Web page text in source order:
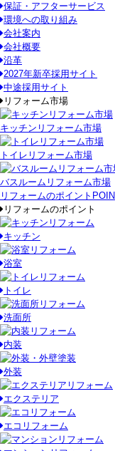
保証・アフターサービス
環境への取り組み
会社案内
会社概要
沿革
2027年新卒採用サイト
中途採用サイト
リフォーム市場
キッチンリフォーム市場
トイレリフォーム市場
バスルームリフォーム市場
リフォームのポイント
リフォームのポイント
キッチン
浴室
トイレ
洗面所
内装
外装
エクステリア
エコリフォーム